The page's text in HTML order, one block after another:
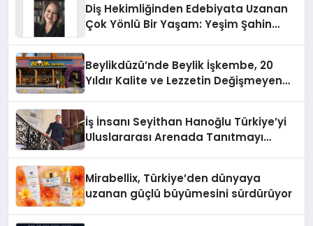
Diş Hekimliğinden Edebiyata Uzanan
Çok Yönlü Bir Yaşam: Yeşim Şahin
Beylikdüzü’nde Beylik İşkembe, 20
Yıldır Kalite ve Lezzetin Değişmeyen
İş İnsanı Seyithan Hanoğlu Türkiye’yi
Uluslararası Arenada Tanıtmayı
Mirabellix, Türkiye’den dünyaya
uzanan güçlü büyümesini sürdürüyor